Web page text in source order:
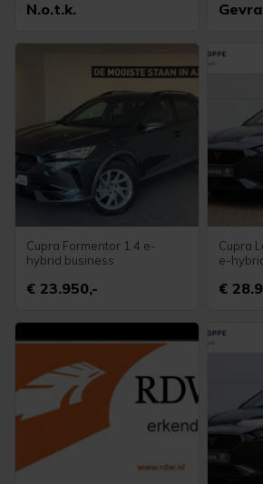
bezoek makkelijker en persoonlijker.
gemaakte keuze altijd wijzigen of
N.o.t.k.
Cupra Formentor 1.4 e-
hybrid business
€ 23.950,-
Cupra
e-
€